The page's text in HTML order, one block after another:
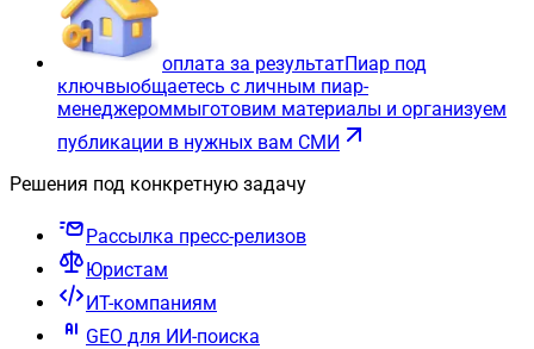
оплата за результатПиар под
ключвыобщаетесь с личным пиар-
менеджероммыготовим материалы и организуем
публикации в нужных вам СМИ
Решения под конкретную задачу
Рассылка пресс-релизов
Юристам
ИТ-компаниям
GEO для ИИ-поиска